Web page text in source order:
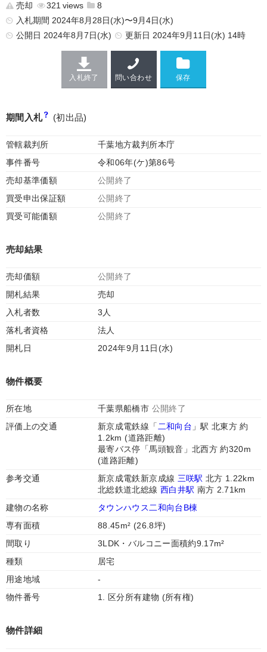
売却 321
8
入札期間 2024年8月28日(水)〜9月4日(水)
公開日 2024年8月7日(水) 更新日 2024年9月11日(水) 14時
入札終了 問い合わせ
期間入札 (初出品)
管轄裁判所
千葉地方裁判所本庁
事件番号
令和06年(ケ)第86号
売却基準価額
公開終了
買受申出保証額
公開終了
買受可能価額
公開終了
売却結果
売却価額
公開終了
開札結果
売却
入札者数
3人
落札者資格
法人
開札日
2024年9月11日(水)
物件概要
所在地 千葉県船橋市 公開終了
評価上の交通
新京成電鉄線「 二和向台 」駅 北東方 約
1.2km (道路距離)
最寄バス停「馬頭観音」北西方 約320m
(道路距離)
参考交通
新京成電鉄新京成線 三咲駅 北方 1.22km
北総鉄道北総線 西白井駅 南方 2.71km
建物の名称
タウンハウス二和向台B棟
専有面積
88.45m² (26.8坪)
間取り
3LDK・バルコニー面積約9.17m²
種類
居宅
用途地域
-
物件番号
1. 区分所有建物 (所有権)
物件詳細